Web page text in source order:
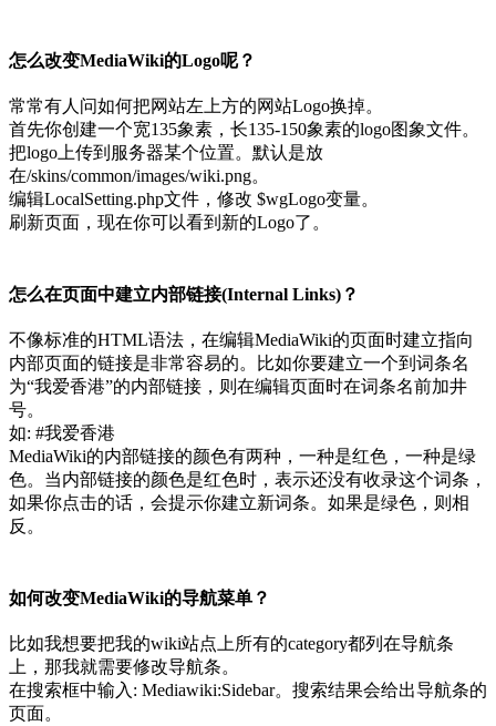
怎么改变MediaWiki的Logo呢？
常常有人问如何把网站左上方的网站Logo换掉。
首先你创建一个宽135象素，长135-150象素的logo图象文件。
把logo上传到服务器某个位置。默认是放
在/skins/common/images/wiki.png。
编辑LocalSetting.php文件，修改 $wgLogo变量。
刷新页面，现在你可以看到新的Logo了。
怎么在页面中建立内部链接(Internal Links)？
不像标准的HTML语法，在编辑MediaWiki的页面时建立指向
内部页面的链接是非常容易的。比如你要建立一个到词条名
为“我爱香港”的内部链接，则在编辑页面时在词条名前加井
号。
如: #我爱香港
MediaWiki的内部链接的颜色有两种，一种是红色，一种是绿
色。当内部链接的颜色是红色时，表示还没有收录这个词条，
如果你点击的话，会提示你建立新词条。如果是绿色，则相
反。
如何改变MediaWiki的导航菜单？
比如我想要把我的wiki站点上所有的category都列在导航条
上，那我就需要修改导航条。
在搜索框中输入: Mediawiki:Sidebar。搜索结果会给出导航条的
页面。